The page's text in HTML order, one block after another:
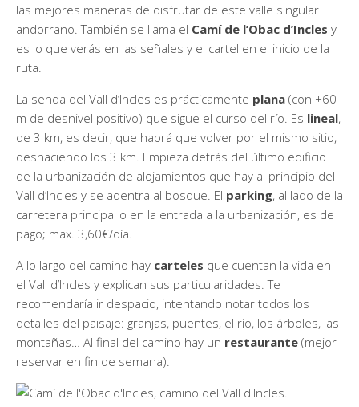
las mejores maneras de disfrutar de este valle singular
andorrano. También se llama el Camí de l’Obac d’Incles y
es lo que verás en las señales y el cartel en el inicio de la
ruta.
La senda del Vall d’Incles es prácticamente plana (con +60
m de desnivel positivo) que sigue el curso del río. Es lineal,
de 3 km, es decir, que habrá que volver por el mismo sitio,
deshaciendo los 3 km. Empieza detrás del último edificio
de la urbanización de alojamientos que hay al principio del
Vall d’Incles y se adentra al bosque. El parking, al lado de la
carretera principal o en la entrada a la urbanización, es de
pago; max. 3,60€/día.
A lo largo del camino hay carteles que cuentan la vida en
el Vall d’Incles y explican sus particularidades. Te
recomendaría ir despacio, intentando notar todos los
detalles del paisaje: granjas, puentes, el río, los árboles, las
montañas… Al final del camino hay un restaurante (mejor
reservar en fin de semana).